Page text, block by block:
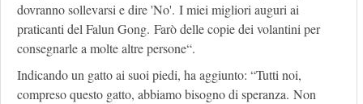
dovranno sollevarsi e dire 'No'. I miei migliori auguri ai
praticanti del Falun Gong. Farò delle copie dei volantini per
consegnarle a molte altre persone“.
Indicando un gatto ai suoi piedi, ha aggiunto: “Tutti noi,
compreso questo gatto, abbiamo bisogno di speranza. Non